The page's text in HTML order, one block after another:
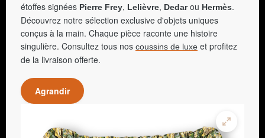
étoffes signées Pierre Frey, Lelièvre, Dedarou Hermès.
Découvrez notre sélection exclusive d'objets uniques
conçus à la main. Chaque pièce raconte une histoire
singulière. Consultez tous nos coussins de luxe et profitez
de la livraison offerte.
Agrandir